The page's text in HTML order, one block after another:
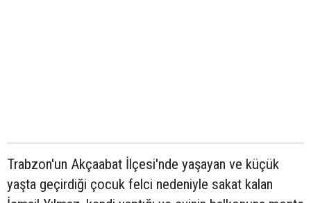
Trabzon'un Akçaabat İlçesi'nde yaşayan ve küçük
yaşta geçirdiği çocuk felci nedeniyle sakat kalan